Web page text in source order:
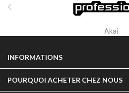

Alctron
INFORMATIONS
POURQUOI ACHETER CHEZ NOUS